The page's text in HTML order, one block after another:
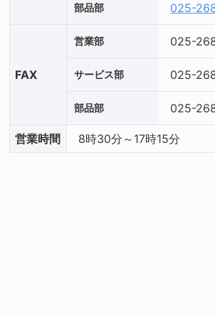
部品部 025-
FAX
営業部 025-
サービス部 025-
部品部 025-
営業時間 8時30分～17時15分